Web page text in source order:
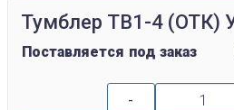
Тумблер ТВ1-4 (ОТК)
Поставляется под заказ
-